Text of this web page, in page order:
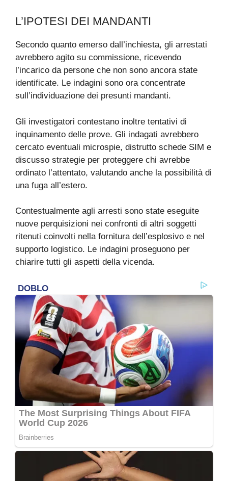
L’IPOTESI DEI MANDANTI
Secondo quanto emerso dall’inchiesta, gli arrestati
avrebbero agito su commissione, ricevendo
l’incarico da persone che non sono ancora state
identificate. Le indagini sono ora concentrate
sull’individuazione dei presunti mandanti.
Gli investigatori contestano inoltre tentativi di
inquinamento delle prove. Gli indagati avrebbero
cercato eventuali microspie, distrutto schede SIM e
discusso strategie per proteggere chi avrebbe
ordinato l’attentato, valutando anche la possibilità di
una fuga all’estero.
Contestualmente agli arresti sono state eseguite
nuove perquisizioni nei confronti di altri soggetti
ritenuti coinvolti nella fornitura dell’esplosivo e nel
supporto logistico. Le indagini proseguono per
chiarire tutti gli aspetti della vicenda.